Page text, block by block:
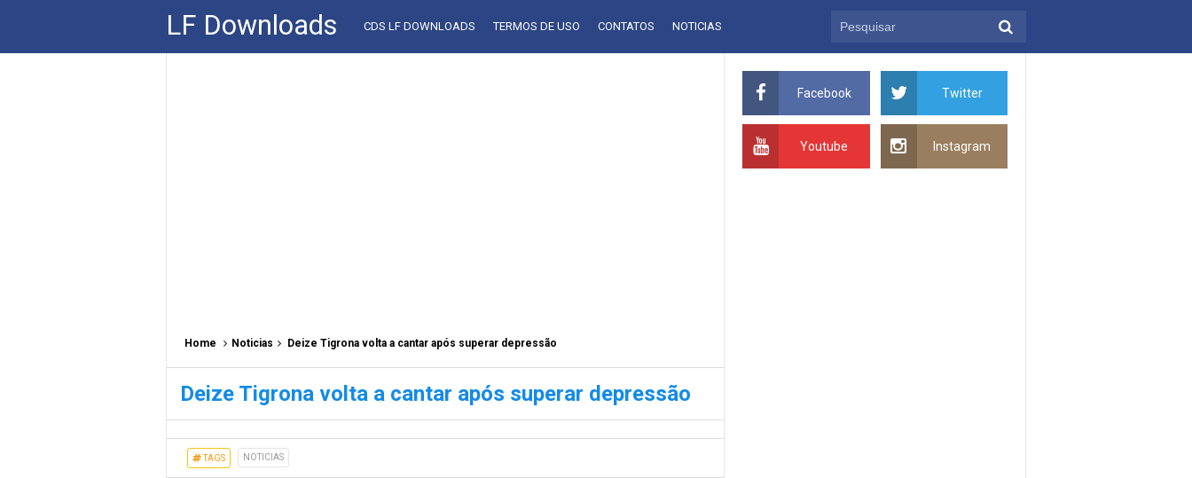
LF Downloads CDS LF DOWNLOADS TERMOS DE USO CONTATOS NOTICIAS
Home Noticias Deize Tigrona volta a cantar após superar depressão
Deize Tigrona volta a cantar após superar depressão
TAGS NOTICIAS
Facebook Twitter
Youtube Instagram